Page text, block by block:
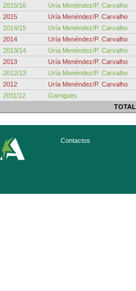
2015/16
Uría Menéndez/P. Carvalho
2015
Uría Menéndez/P. Carvalho
2014/15
Uría Menéndez/P. Carvalho
2014
Uría Menéndez/P. Carvalho
2013/14
Uría Menéndez/P. Carvalho
2013
Uría Menéndez/P. Carvalho
2012/13
Uría Menéndez/P. Carvalho
2012
Uría Menéndez/P. Carvalho
2011/12
Garrigues
TOTAL
Contactos